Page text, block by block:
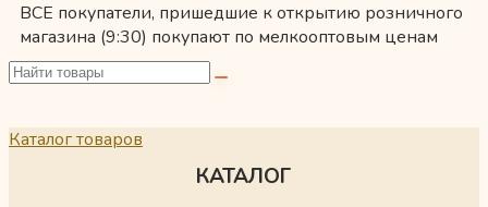
ВСЕ покупатели, пришедшие к открытию розничного
магазина (9:30) покупают по мелкооптовым ценам
Каталог товаров
КАТАЛОГ